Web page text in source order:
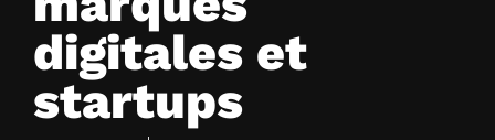
digitales et
startups